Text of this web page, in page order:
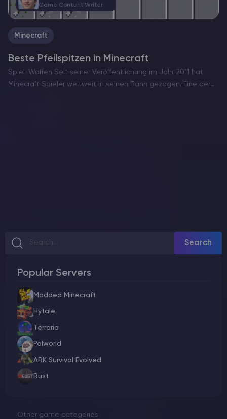
Game Content Writer
Minecraft
Beste Pfeilspitzen in Minecraft
Spiel-Waffen Seit seiner Veröffentlichung im Jahr 2011 hat
Minecraft Spieler weltweit in seinen Bann gezogen. Eine der
Search
Popular Servers
Modded Minecraft
Hytale
Terraria
Palworld
ARK Survival Evolved
Rust
Other game categories